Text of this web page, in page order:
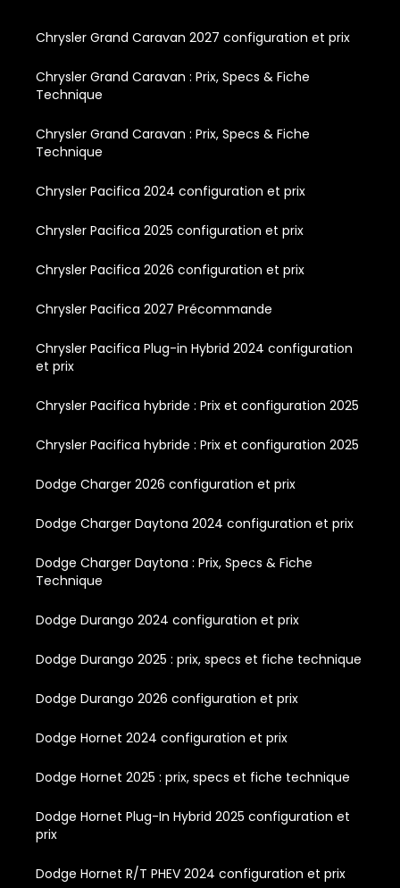
Chrysler Grand Caravan 2027 configuration et prix
Chrysler Grand Caravan : Prix, Specs & Fiche
Technique
Chrysler Grand Caravan : Prix, Specs & Fiche
Technique
Chrysler Pacifica 2024 configuration et prix
Chrysler Pacifica 2025 configuration et prix
Chrysler Pacifica 2026 configuration et prix
Chrysler Pacifica 2027 Précommande
Chrysler Pacifica Plug-in Hybrid 2024 configuration
et prix
Chrysler Pacifica hybride : Prix et configuration 2025
Chrysler Pacifica hybride : Prix et configuration 2025
Dodge Charger 2026 configuration et prix
Dodge Charger Daytona 2024 configuration et prix
Dodge Charger Daytona : Prix, Specs & Fiche
Technique
Dodge Durango 2024 configuration et prix
Dodge Durango 2025 : prix, specs et fiche technique
Dodge Durango 2026 configuration et prix
Dodge Hornet 2024 configuration et prix
Dodge Hornet 2025 : prix, specs et fiche technique
Dodge Hornet Plug-In Hybrid 2025 configuration et
prix
Dodge Hornet R/T PHEV 2024 configuration et prix